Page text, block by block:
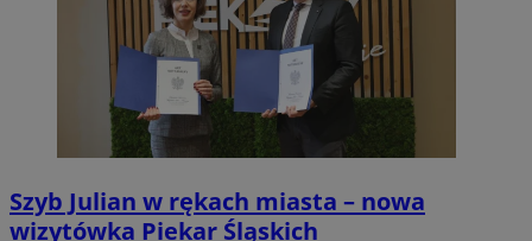
Szyb Julian w rękach miasta – nowa
wizytówka Piekar Śląskich